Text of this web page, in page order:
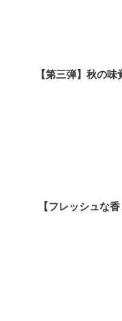
【第三弾】秋の
【フレッシュな